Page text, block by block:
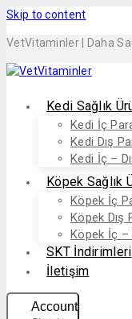
Skip to content
VetVitaminler | Daha
Kedi Sağlık
Kedi İç
Kedi Dış
Kedi İç –
Köpek Sağlık
Köpek İç
Köpek Dış
Köpek İç –
SKT İndirimleri
İletişim
Account